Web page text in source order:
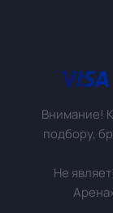
Внимание!
подбору,
Не